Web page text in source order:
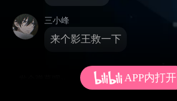
三小峰
来个影王救一下
APP内打开